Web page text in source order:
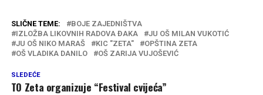
SLIČNE TEME:
BOJE ZAJEDNIŠTVA
IZLOŽBA LIKOVNIH RADOVA ĐAKA
JU OŠ MILAN VUKOTIĆ
JU OŠ NIKO MARAŠ
KIC "ZETA"
OPŠTINA ZETA
OŠ VLADIKA DANILO
OŠ ZARIJA VUJOŠEVIĆ
SLEDEĆE
TO Zeta organizuje “Festival cvijeća”